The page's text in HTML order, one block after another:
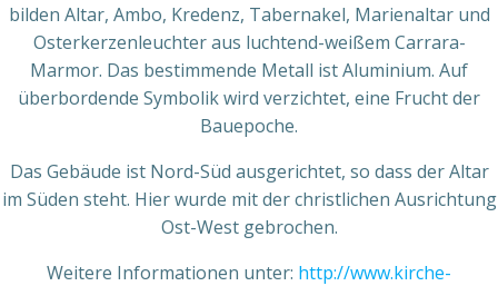
bilden Altar, Ambo, Kredenz, Tabernakel, Marienaltar und
Osterkerzenleuchter aus luchtend-weißem Carrara-
Marmor. Das bestimmende Metall ist Aluminium. Auf
überbordende Symbolik wird verzichtet, eine Frucht der
Bauepoche.
Das Gebäude ist Nord-Süd ausgerichtet, so dass der Altar
im Süden steht. Hier wurde mit der christlichen Ausrichtung
Ost-West gebrochen.
Weitere Informationen unter: http://www.kirche-